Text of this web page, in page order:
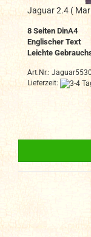
Jaguar 2.4 (
8 Seiten DinA4
Englischer Text
Leichte
Art.Nr.: Jaguar5530
Lieferzeit: